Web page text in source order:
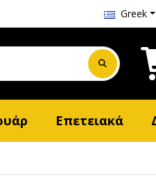
Greek
Επετειακά